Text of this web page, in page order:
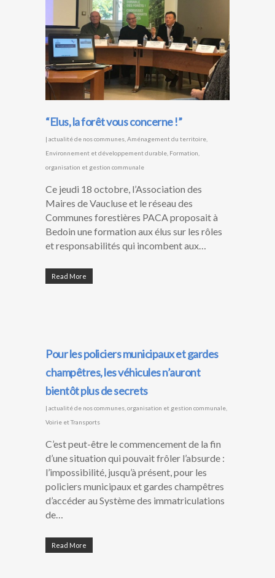
“Elus, la forêt vous concerne !”
| actualité de nos communes Aménagement du territoire
Environnement et développement durable Formation
organisation et gestion communale
Ce jeudi 18 octobre, l’Association des
Maires de Vaucluse et le réseau des
Communes forestières PACA proposait à
Bedoin une formation aux élus sur les rôles
et responsabilités qui incombent aux…
Read More
Pour les policiers municipaux et gardes
champêtres, les véhicules n’auront
bientôt plus de secrets
| actualité de nos communes organisation et gestion communale
Voirie et Transports
C’est peut-être le commencement de la fin
d’une situation qui pouvait frôler l’absurde :
l’impossibilité, jusqu’à présent, pour les
policiers municipaux et gardes champêtres
d’accéder au Système des immatriculations
de…
Read More